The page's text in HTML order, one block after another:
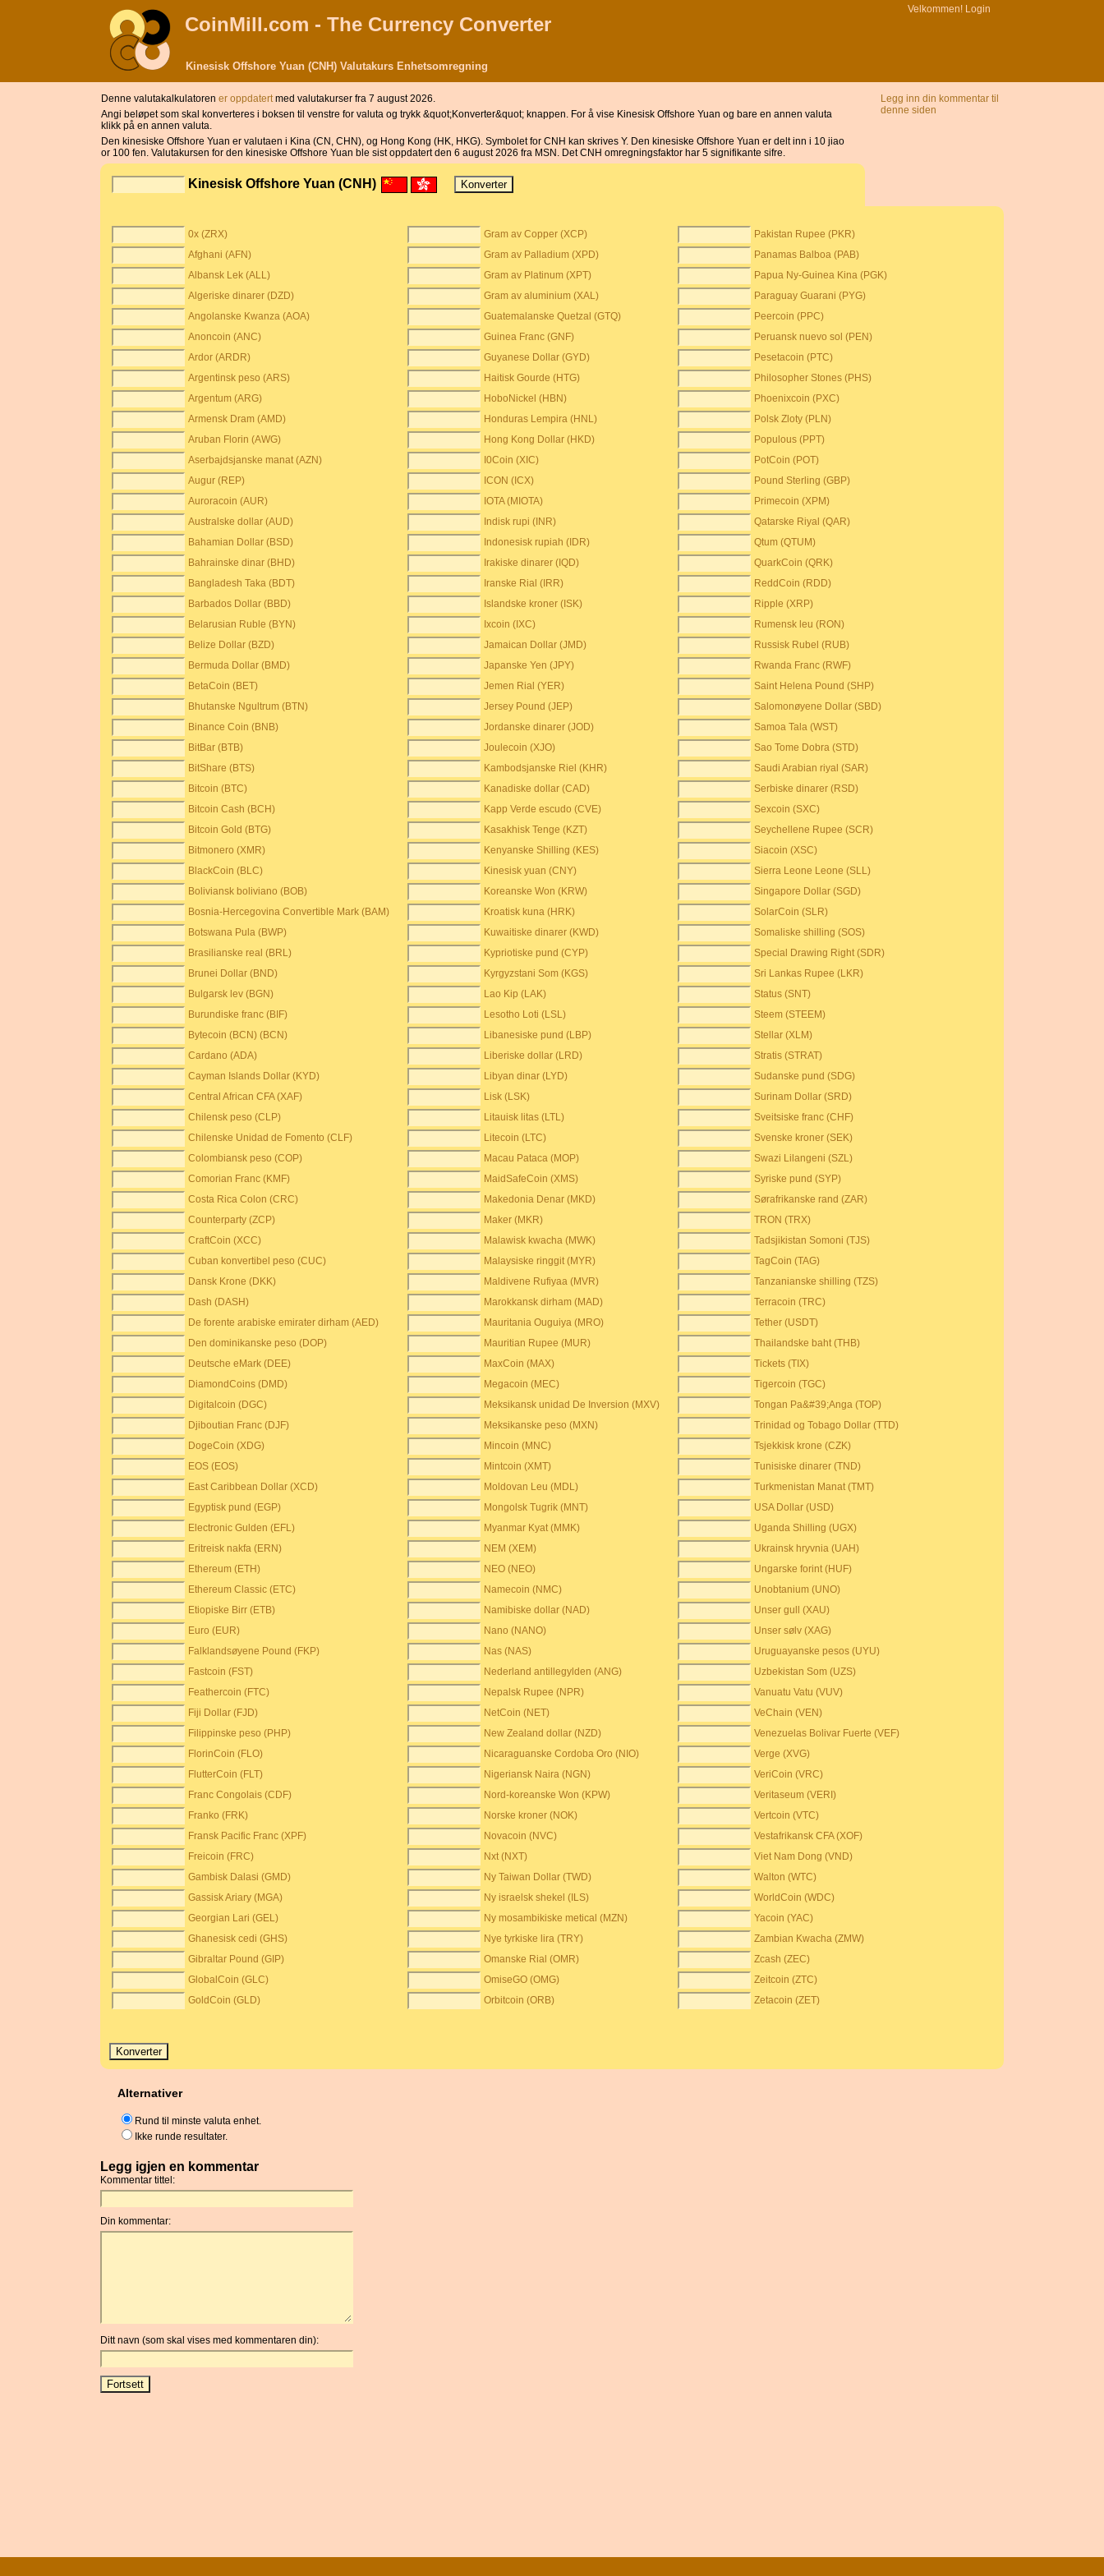
CoinMill.com - The Currency Converter
Velkommen! Login
Kinesisk Offshore Yuan (CNH) Valutakurs Enhetsomregning
Denne valutakalkulatoren er oppdatertmed valutakurser fra 7 august 2026.
Angi beløpet som skal konverteres i boksen til venstre for valuta og trykk &quot;Konverter&quot; knappen. For å vise Kinesisk Offshore Yuan og bare en annen valuta
klikk på en annen valuta.
Den kinesiske Offshore Yuan er valutaen i Kina (CN, CHN), og Hong Kong (HK, HKG). Symbolet for CNH kan skrives Y. Den kinesiske Offshore Yuan er delt inn i 10 jiao
or 100 fen. Valutakursen for den kinesiske Offshore Yuan ble sist oppdatert den 6 august 2026 fra MSN. Det CNH omregningsfaktor har 5 signifikante sifre.
Legg inn din kommentar til
denne siden
Kinesisk Offshore Yuan (CNH)
0x (ZRX) Gram av Copper (XCP)
Pakistan Rupee (PKR)
Afghani (AFN)
Gram av Palladium (XPD)
Panamas Balboa (PAB)
Albansk Lek (ALL)
Gram av Platinum (XPT)
Papua Ny-Guinea Kina (PGK)
Algeriske dinarer (DZD)
Gram av aluminium (XAL)
Paraguay Guarani (PYG)
Angolanske Kwanza (AOA)
Guatemalanske Quetzal (GTQ)
Peercoin (PPC)
Anoncoin (ANC)
Guinea Franc (GNF)
Peruansk nuevo sol (PEN)
Ardor (ARDR)
Guyanese Dollar (GYD)
Pesetacoin (PTC)
Argentinsk peso (ARS)
Haitisk Gourde (HTG)
Philosopher Stones (PHS)
Argentum (ARG)
HoboNickel (HBN)
Phoenixcoin (PXC)
Armensk Dram (AMD)
Honduras Lempira (HNL)
Polsk Zloty (PLN)
Aruban Florin (AWG)
Hong Kong Dollar (HKD)
Populous (PPT)
Aserbajdsjanske manat (AZN)
I0Coin (XIC)
PotCoin (POT)
Augur (REP)
ICON (ICX)
Pound Sterling (GBP)
Auroracoin (AUR)
IOTA (MIOTA)
Primecoin (XPM)
Australske dollar (AUD)
Indisk rupi (INR)
Qatarske Riyal (QAR)
Bahamian Dollar (BSD)
Indonesisk rupiah (IDR)
Qtum (QTUM)
Bahrainske dinar (BHD)
Irakiske dinarer (IQD)
QuarkCoin (QRK)
Bangladesh Taka (BDT)
Iranske Rial (IRR)
ReddCoin (RDD)
Barbados Dollar (BBD)
Islandske kroner (ISK)
Ripple (XRP)
Belarusian Ruble (BYN)
Ixcoin (IXC)
Rumensk leu (RON)
Belize Dollar (BZD)
Jamaican Dollar (JMD)
Russisk Rubel (RUB)
Bermuda Dollar (BMD)
Japanske Yen (JPY)
Rwanda Franc (RWF)
BetaCoin (BET)
Jemen Rial (YER)
Saint Helena Pound (SHP)
Bhutanske Ngultrum (BTN)
Jersey Pound (JEP)
Salomonøyene Dollar (SBD)
Binance Coin (BNB)
Jordanske dinarer (JOD)
Samoa Tala (WST)
BitBar (BTB)
Joulecoin (XJO)
Sao Tome Dobra (STD)
BitShare (BTS)
Kambodsjanske Riel (KHR)
Saudi Arabian riyal (SAR)
Bitcoin (BTC)
Kanadiske dollar (CAD)
Serbiske dinarer (RSD)
Bitcoin Cash (BCH)
Kapp Verde escudo (CVE)
Sexcoin (SXC)
Bitcoin Gold (BTG)
Kasakhisk Tenge (KZT)
Seychellene Rupee (SCR)
Bitmonero (XMR)
Kenyanske Shilling (KES)
Siacoin (XSC)
BlackCoin (BLC)
Kinesisk yuan (CNY)
Sierra Leone Leone (SLL)
Boliviansk boliviano (BOB)
Koreanske Won (KRW)
Singapore Dollar (SGD)
Bosnia-Hercegovina Convertible Mark (BAM)
Kroatisk kuna (HRK)
SolarCoin (SLR)
Botswana Pula (BWP)
Kuwaitiske dinarer (KWD)
Somaliske shilling (SOS)
Brasilianske real (BRL)
Kypriotiske pund (CYP)
Special Drawing Right (SDR)
Brunei Dollar (BND)
Kyrgyzstani Som (KGS)
Sri Lankas Rupee (LKR)
Bulgarsk lev (BGN)
Lao Kip (LAK)
Status (SNT)
Burundiske franc (BIF)
Lesotho Loti (LSL)
Steem (STEEM)
Bytecoin (BCN) (BCN)
Libanesiske pund (LBP)
Stellar (XLM)
Cardano (ADA)
Liberiske dollar (LRD)
Stratis (STRAT)
Cayman Islands Dollar (KYD)
Libyan dinar (LYD)
Sudanske pund (SDG)
Central African CFA (XAF)
Lisk (LSK)
Surinam Dollar (SRD)
Chilensk peso (CLP)
Litauisk litas (LTL)
Sveitsiske franc (CHF)
Chilenske Unidad de Fomento (CLF)
Litecoin (LTC)
Svenske kroner (SEK)
Colombiansk peso (COP)
Macau Pataca (MOP)
Swazi Lilangeni (SZL)
Comorian Franc (KMF)
MaidSafeCoin (XMS)
Syriske pund (SYP)
Costa Rica Colon (CRC)
Makedonia Denar (MKD)
Sørafrikanske rand (ZAR)
Counterparty (ZCP)
Maker (MKR)
TRON (TRX)
CraftCoin (XCC)
Malawisk kwacha (MWK)
Tadsjikistan Somoni (TJS)
Cuban konvertibel peso (CUC)
Malaysiske ringgit (MYR)
TagCoin (TAG)
Dansk Krone (DKK)
Maldivene Rufiyaa (MVR)
Tanzanianske shilling (TZS)
Dash (DASH)
Marokkansk dirham (MAD)
Terracoin (TRC)
De forente arabiske emirater dirham (AED)
Mauritania Ouguiya (MRO)
Tether (USDT)
Den dominikanske peso (DOP)
Mauritian Rupee (MUR)
Thailandske baht (THB)
Deutsche eMark (DEE)
MaxCoin (MAX)
Tickets (TIX)
DiamondCoins (DMD)
Megacoin (MEC)
Tigercoin (TGC)
Digitalcoin (DGC)
Meksikansk unidad De Inversion (MXV)
Tongan Pa&#39;Anga (TOP)
Djiboutian Franc (DJF)
Meksikanske peso (MXN)
Trinidad og Tobago Dollar (TTD)
DogeCoin (XDG)
Mincoin (MNC)
Tsjekkisk krone (CZK)
EOS (EOS)
Mintcoin (XMT)
Tunisiske dinarer (TND)
East Caribbean Dollar (XCD)
Moldovan Leu (MDL)
Turkmenistan Manat (TMT)
Egyptisk pund (EGP)
Mongolsk Tugrik (MNT)
USA Dollar (USD)
Electronic Gulden (EFL)
Myanmar Kyat (MMK)
Uganda Shilling (UGX)
Eritreisk nakfa (ERN)
NEM (XEM)
Ukrainsk hryvnia (UAH)
Ethereum (ETH)
NEO (NEO)
Ungarske forint (HUF)
Ethereum Classic (ETC)
Namecoin (NMC)
Unobtanium (UNO)
Etiopiske Birr (ETB)
Namibiske dollar (NAD)
Unser gull (XAU)
Euro (EUR)
Nano (NANO)
Unser sølv (XAG)
Falklandsøyene Pound (FKP)
Nas (NAS)
Uruguayanske pesos (UYU)
Fastcoin (FST)
Nederland antillegylden (ANG)
Uzbekistan Som (UZS)
Feathercoin (FTC)
Nepalsk Rupee (NPR)
Vanuatu Vatu (VUV)
Fiji Dollar (FJD)
NetCoin (NET)
VeChain (VEN)
Filippinske peso (PHP)
New Zealand dollar (NZD)
Venezuelas Bolivar Fuerte (VEF)
FlorinCoin (FLO)
Nicaraguanske Cordoba Oro (NIO)
Verge (XVG)
FlutterCoin (FLT)
Nigeriansk Naira (NGN)
VeriCoin (VRC)
Franc Congolais (CDF)
Nord-koreanske Won (KPW)
Veritaseum (VERI)
Franko (FRK)
Norske kroner (NOK)
Vertcoin (VTC)
Fransk Pacific Franc (XPF)
Novacoin (NVC)
Vestafrikansk CFA (XOF)
Freicoin (FRC)
Nxt (NXT)
Viet Nam Dong (VND)
Gambisk Dalasi (GMD)
Ny Taiwan Dollar (TWD)
Walton (WTC)
Gassisk Ariary (MGA)
Ny israelsk shekel (ILS)
WorldCoin (WDC)
Georgian Lari (GEL)
Ny mosambikiske metical (MZN)
Yacoin (YAC)
Ghanesisk cedi (GHS)
Nye tyrkiske lira (TRY)
Zambian Kwacha (ZMW)
Gibraltar Pound (GIP)
Omanske Rial (OMR)
Zcash (ZEC)
GlobalCoin (GLC)
OmiseGO (OMG)
Zeitcoin (ZTC)
GoldCoin (GLD)
Orbitcoin (ORB) Zetacoin (ZET)
Alternativer
Rund til minste valuta enhet.
Ikke runde resultater.
Legg igjen en kommentar
Kommentar tittel:
Din kommentar:
Ditt navn (som skal vises med kommentaren din):